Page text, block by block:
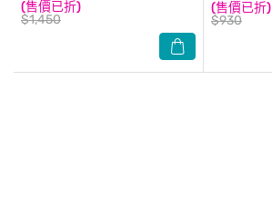
(售價已折)
$1,450
(售價已折)
$930